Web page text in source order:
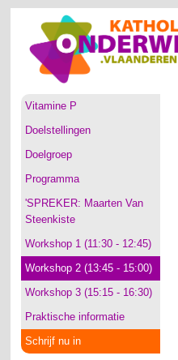
Vitamine P
Doelstellingen
Doelgroep
Programma
'SPREKER: Maarten Van
Steenkiste
Workshop 1 (11:30 - 12:45)
Workshop 2 (13:45 - 15:00)
Workshop 3 (15:15 - 16:30)
Praktische informatie
Schrijf nu in